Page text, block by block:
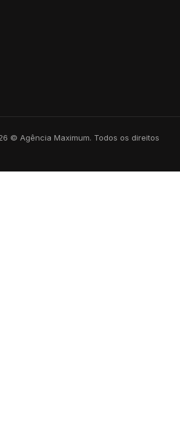
© Agência Maximum. Todos os direitos